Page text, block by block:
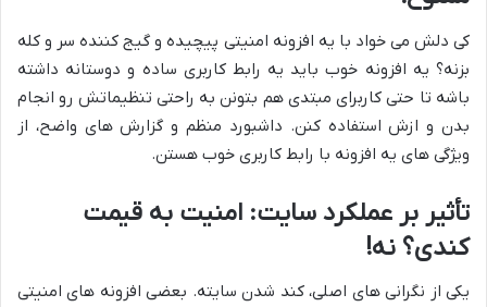
کی دلش می خواد با یه افزونه امنیتی پیچیده و گیج کننده سر و کله
بزنه؟ یه افزونه خوب باید یه رابط کاربری ساده و دوستانه داشته
باشه تا حتی کاربرای مبتدی هم بتونن به راحتی تنظیماتش رو انجام
بدن و ازش استفاده کنن. داشبورد منظم و گزارش های واضح، از
ویژگی های یه افزونه با رابط کاربری خوب هستن.
تأثیر بر عملکرد سایت: امنیت به قیمت
کندی؟ نه!
یکی از نگرانی های اصلی، کند شدن سایته. بعضی افزونه های امنیتی